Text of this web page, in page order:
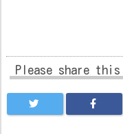
Please share